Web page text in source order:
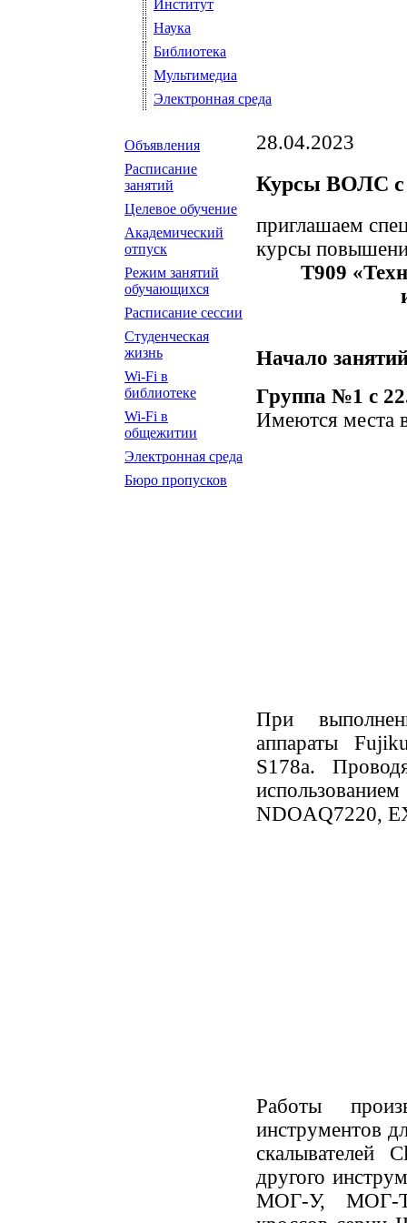
Институт
Наука
Библиотека
Мультимедиа
Электронная среда
Объявления
Расписание
занятий
Целевое обучение
Академический
отпуск
Режим занятий
обучающихся
Расписание сессии
Студенческая
жизнь
Wi-Fi в
библиотеке
Wi-Fi в
общежитии
Электронная среда
Бюро пропусков
28.04.2023
Курсы ВОЛС с
приглашаем
курсы
Т909
Начало
Группа №1 с
Имеются места
При
аппараты
S178a.
NDOAQ7220,
Работы
инструментов
скалывателей
другого
МОГ-У, МОГ-